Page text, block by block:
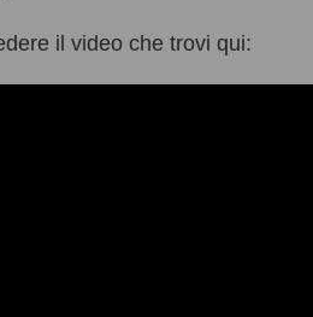
il video che trovi qui: